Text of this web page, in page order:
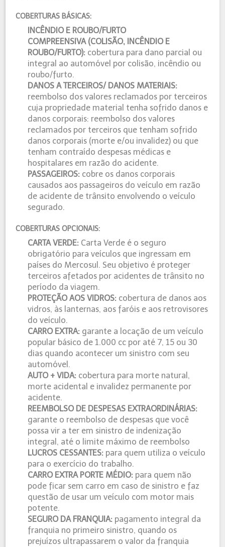
COBERTURAS BÁSICAS:
INCÊNDIO E ROUBO/FURTO
COMPREENSIVA (COLISÃO, INCÊNDIO E
ROUBO/FURTO): cobertura para dano parcial ou
integral ao automóvel por colisão, incêndio ou
roubo/furto.
DANOS A TERCEIROS/ DANOS MATERIAIS:
reembolso dos valores reclamados por terceiros
cuja propriedade material tenha sofrido danos e
danos corporais: reembolso dos valores
reclamados por terceiros que tenham sofrido
danos corporais (morte e/ou invalidez) ou que
tenham contraído despesas médicas e
hospitalares em razão do acidente.
PASSAGEIROS: cobre os danos corporais
causados aos passageiros do veículo em razão
de acidente de trânsito envolvendo o veículo
segurado.
COBERTURAS OPCIONAIS:
CARTA VERDE: Carta Verde é o seguro
obrigatório para veículos que ingressam em
países do Mercosul. Seu objetivo é proteger
terceiros afetados por acidentes de trânsito no
período da viagem.
PROTEÇÃO AOS VIDROS: cobertura de danos aos
vidros, às lanternas, aos faróis e aos retrovisores
do veículo.
CARRO EXTRA: garante a locação de um veículo
popular básico de 1.000 cc por até 7, 15 ou 30
dias quando acontecer um sinistro com seu
automóvel.
AUTO + VIDA: cobertura para morte natural,
morte acidental e invalidez permanente por
acidente.
REEMBOLSO DE DESPESAS EXTRAORDINÁRIAS:
garante o reembolso de despesas que você
possa vir a ter em sinistro de indenização
integral, até o limite máximo de reembolso
LUCROS CESSANTES: para quem utiliza o veículo
para o exercício do trabalho.
CARRO EXTRA PORTE MÉDIO: para quem não
pode ficar sem carro em caso de sinistro e faz
questão de usar um veículo com motor mais
potente.
SEGURO DA FRANQUIA: pagamento integral da
franquia no primeiro sinistro, quando os
prejuízos ultrapassarem o valor da franquia